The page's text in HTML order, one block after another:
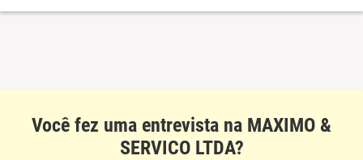
Você fez uma entrevista na MAXIMO &
SERVICO LTDA?